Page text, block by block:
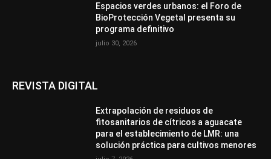
Espacios verdes urbanos: el Foro de
BioProtección Vegetal presenta su
programa definitivo
julio 30, 2026
REVISTA DIGITAL
Extrapolación de residuos de
fitosanitarios de cítricos a aguacate
para el establecimiento de LMR: una
solución práctica para cultivos menores